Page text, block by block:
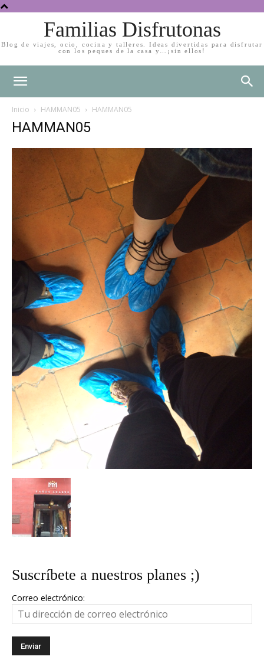
Familias Disfrutonas
Blog de viajes, ocio, cocina y talleres. Ideas divertidas para disfrutar
con los peques de la casa y…¡sin ellos!
Inicio HAMMAN05 HAMMAN05
HAMMAN05
Suscríbete a nuestros planes ;)
Correo electrónico: